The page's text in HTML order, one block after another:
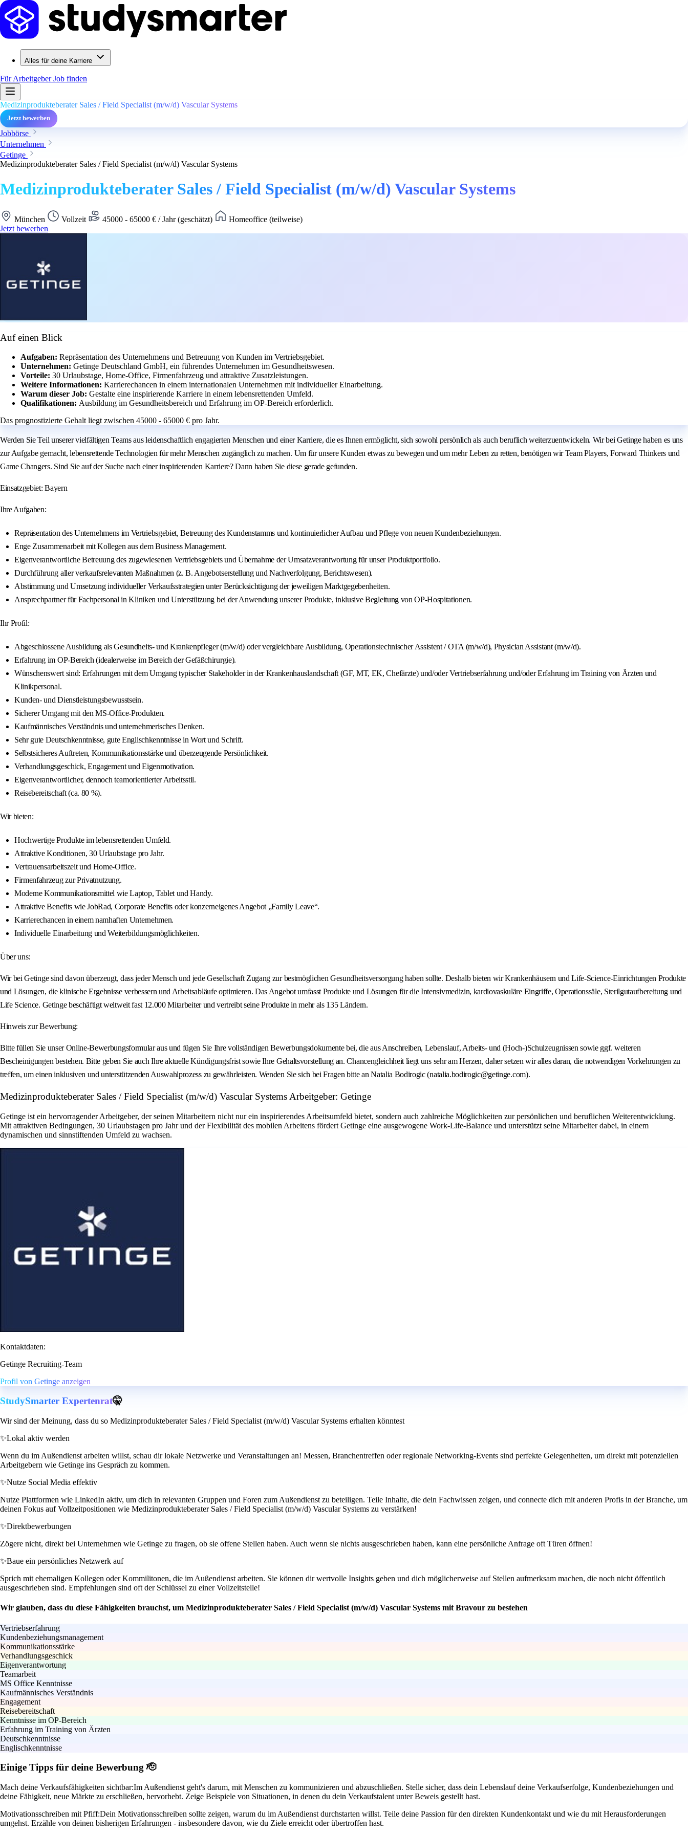
Alles für deine Karriere
Für ArbeitgeberJob finden
Medizinprodukteberater Sales / Field Specialist (m/w/d) Vascular Systems
Jetzt bewerben
Jobbörse
Unternehmen
Getinge
Medizinprodukteberater Sales / Field Specialist (m/w/d) Vascular Systems
Medizinprodukteberater Sales / Field Specialist (m/w/d) Vascular Systems
München Vollzeit 45000 - 65000 € / Jahr (geschätzt)
Homeoffice (teilweise)
Jetzt bewerben
Auf einen Blick
Aufgaben: Repräsentation des Unternehmens und Betreuung von Kunden im Vertriebsgebiet.
Unternehmen: Getinge Deutschland GmbH, ein führendes Unternehmen im Gesundheitswesen.
Vorteile: 30 Urlaubstage, Home-Office, Firmenfahrzeug und attraktive Zusatzleistungen.
Weitere Informationen: Karrierechancen in einem internationalen Unternehmen mit individueller Einarbeitung.
Warum dieser Job: Gestalte eine inspirierende Karriere in einem lebensrettenden Umfeld.
Qualifikationen: Ausbildung im Gesundheitsbereich und Erfahrung im OP-Bereich erforderlich.
Das prognostizierte Gehalt liegt zwischen 45000 - 65000 € pro Jahr.
Werden Sie Teil unserer vielfältigen Teams aus leidenschaftlich engagierten Menschen und einer Karriere, die es Ihnen ermöglicht, sich sowohl persönlich als auch beruflich weiterzuentwickeln. Wir bei Getinge haben es uns
zur Aufgabe gemacht, lebensrettende Technologien für mehr Menschen zugänglich zu machen. Um für unsere Kunden etwas zu bewegen und um mehr Leben zu retten, benötigen wir Team Players, Forward Thinkers und
Game Changers. Sind Sie auf der Suche nach einer inspirierenden Karriere? Dann haben Sie diese gerade gefunden.
Einsatzgebiet: Bayern
Ihre Aufgaben:
Repräsentation des Unternehmens im Vertriebsgebiet, Betreuung des Kundenstamms und kontinuierlicher Aufbau und Pflege von neuen Kundenbeziehungen.
Enge Zusammenarbeit mit Kollegen aus dem Business Management.
Eigenverantwortliche Betreuung des zugewiesenen Vertriebsgebiets und Übernahme der Umsatzverantwortung für unser Produktportfolio.
Durchführung aller verkaufsrelevanten Maßnahmen (z. B. Angebotserstellung und Nachverfolgung, Berichtswesen).
Abstimmung und Umsetzung individueller Verkaufsstrategien unter Berücksichtigung der jeweiligen Marktgegebenheiten.
Ansprechpartner für Fachpersonal in Kliniken und Unterstützung bei der Anwendung unserer Produkte, inklusive Begleitung von OP-Hospitationen.
Ihr Profil:
Abgeschlossene Ausbildung als Gesundheits- und Krankenpfleger (m/w/d) oder vergleichbare Ausbildung, Operationstechnischer Assistent / OTA (m/w/d), Physician Assistant (m/w/d).
Erfahrung im OP‑Bereich (idealerweise im Bereich der Gefäßchirurgie).
Wünschenswert sind: Erfahrungen mit dem Umgang typischer Stakeholder in der Krankenhauslandschaft (GF, MT, EK, Chefärzte) und/oder Vertriebserfahrung und/oder Erfahrung im Training von Ärzten und
Klinikpersonal.
Kunden- und Dienstleistungsbewusstsein.
Sicherer Umgang mit den MS‑Office‑Produkten.
Kaufmännisches Verständnis und unternehmerisches Denken.
Sehr gute Deutschkenntnisse, gute Englischkenntnisse in Wort und Schrift.
Selbstsicheres Auftreten, Kommunikationsstärke und überzeugende Persönlichkeit.
Verhandlungsgeschick, Engagement und Eigenmotivation.
Eigenverantwortlicher, dennoch teamorientierter Arbeitsstil.
Reisebereitschaft (ca. 80 %).
Wir bieten:
Hochwertige Produkte im lebensrettenden Umfeld.
Attraktive Konditionen, 30 Urlaubstage pro Jahr.
Vertrauensarbeitszeit und Home‑Office.
Firmenfahrzeug zur Privatnutzung.
Moderne Kommunikationsmittel wie Laptop, Tablet und Handy.
Attraktive Benefits wie JobRad, Corporate Benefits oder konzerneigenes Angebot „Family Leave“.
Karrierechancen in einem namhaften Unternehmen.
Individuelle Einarbeitung und Weiterbildungsmöglichkeiten.
Über uns:
Wir bei Getinge sind davon überzeugt, dass jeder Mensch und jede Gesellschaft Zugang zur bestmöglichen Gesundheitsversorgung haben sollte. Deshalb bieten wir Krankenhäusern und Life‑Science‑Einrichtungen Produkte
und Lösungen, die klinische Ergebnisse verbessern und Arbeitsabläufe optimieren. Das Angebot umfasst Produkte und Lösungen für die Intensivmedizin, kardiovaskuläre Eingriffe, Operationssäle, Sterilgutaufbereitung und
Life Science. Getinge beschäftigt weltweit fast 12.000 Mitarbeiter und vertreibt seine Produkte in mehr als 135 Ländern.
Hinweis zur Bewerbung:
Bitte füllen Sie unser Online‑Bewerbungsformular aus und fügen Sie Ihre vollständigen Bewerbungsdokumente bei, die aus Anschreiben, Lebenslauf, Arbeits‑ und (Hoch‑)Schulzeugnissen sowie ggf. weiteren
Bescheinigungen bestehen. Bitte geben Sie auch Ihre aktuelle Kündigungsfrist sowie Ihre Gehaltsvorstellung an. Chancengleichheit liegt uns sehr am Herzen, daher setzen wir alles daran, die notwendigen Vorkehrungen zu
treffen, um einen inklusiven und unterstützenden Auswahlprozess zu gewährleisten. Wenden Sie sich bei Fragen bitte an Natalia Bodirogic (natalia.bodirogic@getinge.com).
Medizinprodukteberater Sales / Field Specialist (m/w/d) Vascular Systems Arbeitgeber: Getinge
Getinge ist ein hervorragender Arbeitgeber, der seinen Mitarbeitern nicht nur ein inspirierendes Arbeitsumfeld bietet, sondern auch zahlreiche Möglichkeiten zur persönlichen und beruflichen Weiterentwicklung.
Mit attraktiven Bedingungen, 30 Urlaubstagen pro Jahr und der Flexibilität des mobilen Arbeitens fördert Getinge eine ausgewogene Work-Life-Balance und unterstützt seine Mitarbeiter dabei, in einem
dynamischen und sinnstiftenden Umfeld zu wachsen.
Kontaktdaten:
Getinge Recruiting-Team
Profil von Getinge anzeigen
StudySmarter Expertenrat🤫
Wir sind der Meinung, dass du so Medizinprodukteberater Sales / Field Specialist (m/w/d) Vascular Systems erhalten könntest
✨Lokal aktiv werden
Wenn du im Außendienst arbeiten willst, schau dir lokale Netzwerke und Veranstaltungen an! Messen, Branchentreffen oder regionale Networking-Events sind perfekte Gelegenheiten, um direkt mit potenziellen
Arbeitgebern wie Getinge ins Gespräch zu kommen.
✨Nutze Social Media effektiv
Nutze Plattformen wie LinkedIn aktiv, um dich in relevanten Gruppen und Foren zum Außendienst zu beteiligen. Teile Inhalte, die dein Fachwissen zeigen, und connecte dich mit anderen Profis in der Branche, um
deinen Fokus auf Vollzeitpositionen wie Medizinprodukteberater Sales / Field Specialist (m/w/d) Vascular Systems zu verstärken!
✨Direktbewerbungen
Zögere nicht, direkt bei Unternehmen wie Getinge zu fragen, ob sie offene Stellen haben. Auch wenn sie nichts ausgeschrieben haben, kann eine persönliche Anfrage oft Türen öffnen!
✨Baue ein persönliches Netzwerk auf
Sprich mit ehemaligen Kollegen oder Kommilitonen, die im Außendienst arbeiten. Sie können dir wertvolle Insights geben und dich möglicherweise auf Stellen aufmerksam machen, die noch nicht öffentlich
ausgeschrieben sind. Empfehlungen sind oft der Schlüssel zu einer Vollzeitstelle!
Wir glauben, dass du diese Fähigkeiten brauchst, um Medizinprodukteberater Sales / Field Specialist (m/w/d) Vascular Systems mit Bravour zu bestehen
Vertriebserfahrung
Kundenbeziehungsmanagement
Kommunikationsstärke
Verhandlungsgeschick
Eigenverantwortung
Teamarbeit
MS Office Kenntnisse
Kaufmännisches Verständnis
Engagement
Reisebereitschaft
Kenntnisse im OP-Bereich
Erfahrung im Training von Ärzten
Deutschkenntnisse
Englischkenntnisse
Einige Tipps für deine Bewerbung 🫡
Mach deine Verkaufsfähigkeiten sichtbar:Im Außendienst geht's darum, mit Menschen zu kommunizieren und abzuschließen. Stelle sicher, dass dein Lebenslauf deine Verkaufserfolge, Kundenbeziehungen und
deine Fähigkeit, neue Märkte zu erschließen, hervorhebt. Zeige Beispiele von Situationen, in denen du dein Verkaufstalent unter Beweis gestellt hast.
Motivationsschreiben mit Pfiff:Dein Motivationsschreiben sollte zeigen, warum du im Außendienst durchstarten willst. Teile deine Passion für den direkten Kundenkontakt und wie du mit Herausforderungen
umgehst. Erzähle von deinen bisherigen Erfahrungen - insbesondere davon, wie du Ziele erreicht oder übertroffen hast.